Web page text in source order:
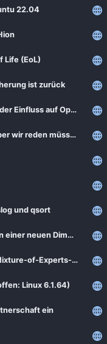
22.04
Life (EoL)
ist zurück
Podcast über Social Engineering und der Einfluss auf Open-Source-Projekte
Podcast über xz-Backdoor und worüber wir reden müssen
und qsort
Jahresrückblick 2023: Open Source in einer neuen Dimension
Mistral veröffentlicht freies Sparse-Mixture-of-Experts-LLM
Linux 6.1.64)
ein